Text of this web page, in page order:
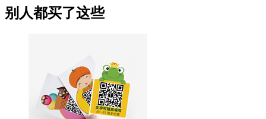
别人都买了这些